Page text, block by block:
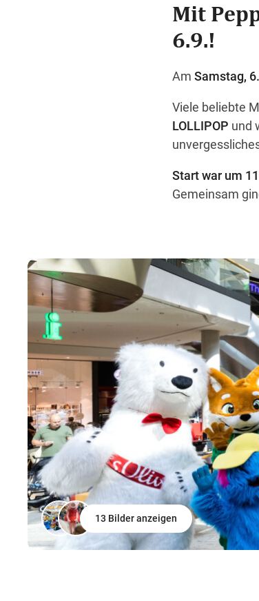
Mit
6.9.!
Am Samstag,
Viele beliebte
LOLLIPOP und
Start war um
Gemeinsam
13 Bilder anzeigen